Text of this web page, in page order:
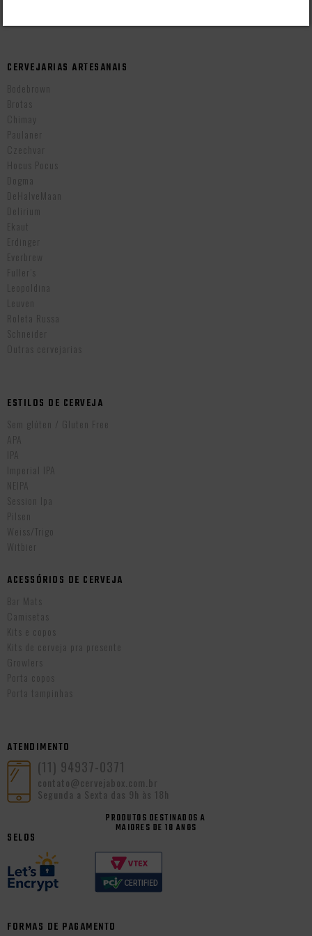
CERVEJARIAS ARTESANAIS
Bodebrown
Brotas
Chimay
Paulaner
Czechvar
Hocus Pocus
Dogma
DeHalveMaan
Delirium
Ekaut
Erdinger
Everbrew
Fuller’s
Leopoldina
Leuven
Roleta Russa
Schneider
Outras cervejarias
ESTILOS DE CERVEJA
Sem glúten / Gluten Free
APA
IPA
Imperial IPA
NEIPA
Session Ipa
Pilsen
Weiss/Trigo
Witbier
ACESSÓRIOS DE CERVEJA
Bar Mats
Camisetas
Kits e copos
Kits de cerveja pra presente
Growlers
Porta copos
Porta tampinhas
ATENDIMENTO
(11) 94937-0371
contato@cervejabox.com.br
Segunda a Sexta das 9h às 18h
PRODUTOS DESTINADOS A
MAIORES DE 18 ANOS
SELOS
FORMAS DE PAGAMENTO